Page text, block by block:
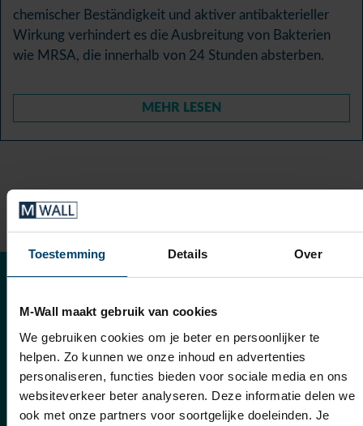
Toestemming Details Over
M-Wall maakt gebruik van cookies
We gebruiken cookies om je beter en persoonlijker te
helpen. Zo kunnen we onze inhoud en advertenties
personaliseren, functies bieden voor sociale media en ons
websiteverkeer beter analyseren. Deze informatie delen we
ook met onze partners voor soortgelijke doeleinden. Je
chemischer Beständigkeit und aktiver antibakterieller
Wirkung verhindert es die Ausbreitung von Bakterien
wie MRSA, die innerhalb von 24 Stunden absterben.
MEHR LESEN
BESTELLEN SIE EIN KOSTENLOSES MUSTER
Geeignet für
diverse Raumtypen
Sorgfältig
veredeltes
Erscheinungsbild